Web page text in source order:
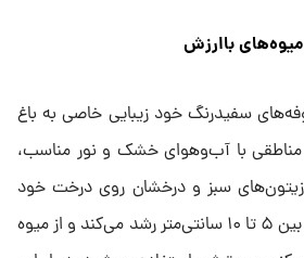
باارزش
سفیدرنگ خود زیبایی خاصی به باغ
مناطقی با آب‌وهوای خشک و نور مناسب،
سبز و درخشان روی درخت خود
باشید. این درخت سالانه بین ۵ تا ۱۰ سانتی‌متر رشد می‌کند و از میوه